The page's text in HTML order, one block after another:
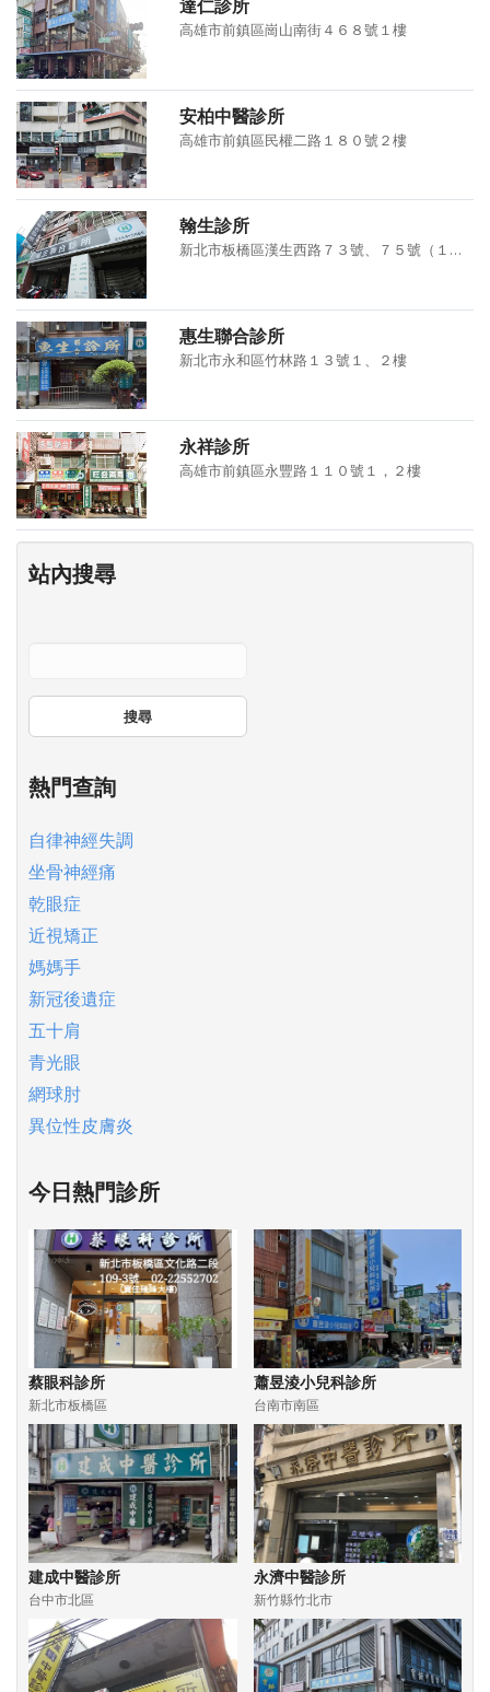
達仁診所
高雄市前鎮區崗山南街４６８號１樓
安柏中醫診所
高雄市前鎮區民權二路１８０號２樓
翰生診所
新北市板橋區漢生西路７３號、７５號（１樓）
惠生聯合診所
新北市永和區竹林路１３號１、２樓
永祥診所
高雄市前鎮區永豐路１１０號１，２樓
站內搜尋
搜尋
熱門查詢
自律神經失調
坐骨神經痛
乾眼症
近視矯正
媽媽手
新冠後遺症
五十肩
青光眼
網球肘
異位性皮膚炎
今日熱門診所
蔡眼科診所
新北市板橋區
蕭昱淩小兒科診所
台南市南區
建成中醫診所
台中市北區
永濟中醫診所
新竹縣竹北市